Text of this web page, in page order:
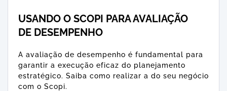
USANDO O SCOPI PARA AVALIAÇÃO
DE DESEMPENHO
A avaliação de desempenho é fundamental para
garantir a execução eficaz do planejamento
estratégico. Saiba como realizar a do seu negócio
com o Scopi.